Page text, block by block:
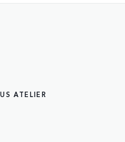
ATELIER